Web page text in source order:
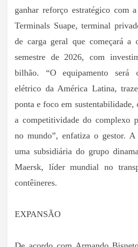
ganhar reforço estratégico com
Terminals Suape, terminal
de carga geral que começará a
semestre de 2026, com
bilhão. “O equipamento será
elétrico da América Latina,
ponta e foco em sustentabilidade,
a competitividade do complexo
no mundo”, enfatiza o gestor.
uma subsidiária do grupo
Maersk, líder mundial no
contêineres.
EXPANSÃO